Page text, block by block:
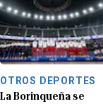
OTROS DEPORTES
La Borinqueña se